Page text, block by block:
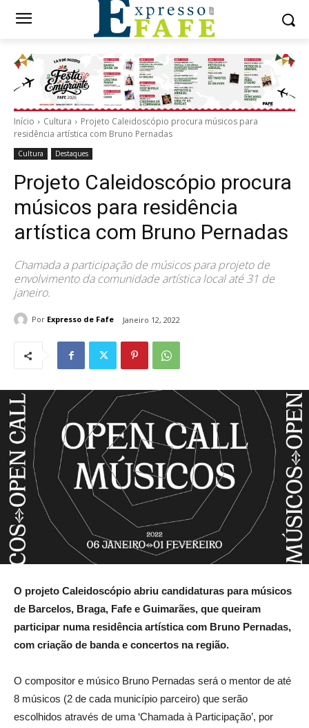
Início Cultura
Projeto Caleidoscópio procura músicos para
residência artística com Bruno Pernadas
Cultura Destaques
Projeto Caleidoscópio procura
músicos para residência
artística com Bruno Pernadas
Chamada a participação de músicos para projeto de
envolvimento da comunidade artística local até 31 de
janeiro.
Por Expresso de Fafe Janeiro 12, 2022
O projeto Caleidoscópio abriu candidaturas para músicos
de Barcelos, Braga, Fafe e Guimarães, que queiram
participar numa residência artística com Bruno Pernadas,
com criação de banda e concertos na região.
O compositor e músico Bruno Pernadas será o mentor de até
8 músicos (2 de cada município parceiro) que serão
escolhidos através de uma ‘Chamada à Participação’, por